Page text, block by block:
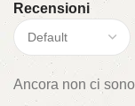
Recensioni
Ancora non ci